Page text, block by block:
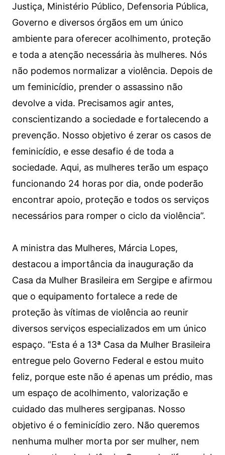
Justiça, Ministério Público, Defensoria Pública,
Governo e diversos órgãos em um único
ambiente para oferecer acolhimento, proteção
e toda a atenção necessária às mulheres. Nós
não podemos normalizar a violência. Depois de
um feminicídio, prender o assassino não
devolve a vida. Precisamos agir antes,
conscientizando a sociedade e fortalecendo a
prevenção. Nosso objetivo é zerar os casos de
feminicídio, e esse desafio é de toda a
sociedade. Aqui, as mulheres terão um espaço
funcionando 24 horas por dia, onde poderão
encontrar apoio, proteção e todos os serviços
necessários para romper o ciclo da violência”.
A ministra das Mulheres, Márcia Lopes,
destacou a importância da inauguração da
Casa da Mulher Brasileira em Sergipe e afirmou
que o equipamento fortalece a rede de
proteção às vítimas de violência ao reunir
diversos serviços especializados em um único
espaço. “Esta é a 13ª Casa da Mulher Brasileira
entregue pelo Governo Federal e estou muito
feliz, porque este não é apenas um prédio, mas
um espaço de acolhimento, valorização e
cuidado das mulheres sergipanas. Nosso
objetivo é o feminicídio zero. Não queremos
nenhuma mulher morta por ser mulher, nem